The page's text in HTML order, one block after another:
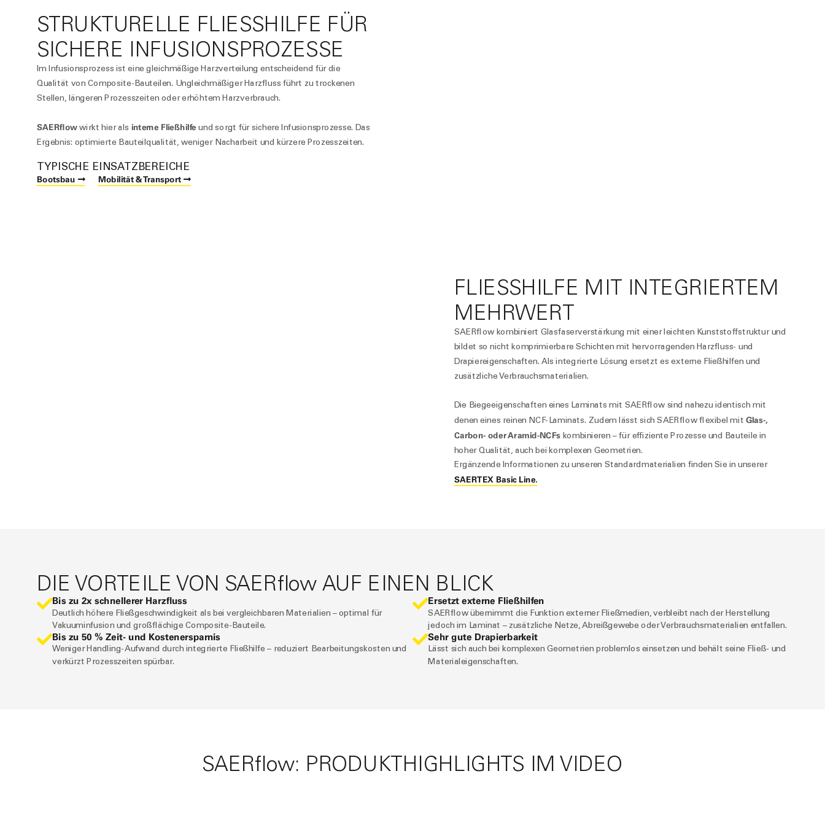
STRUKTURELLE FLIESSHILFE FÜR S
ICHERE INFUSIONSPROZESSE
Im Infusionsprozess ist eine gleichmäßige Harzverteilung entscheidend für die
Qualität von Composite-Bauteilen. Ungleichmäßiger Harzfluss führt zu trockenen
Stellen, längeren Prozesszeiten oder erhöhtem Harzverbrauch.
SAERflowwirkt hier als interne Fließhilfe und sorgt für sichere Infusionsprozesse. Das
Ergebnis: optimierte Bauteilqualität, weniger Nacharbeit und kürzere Prozesszeiten.
TYPISCHE EINSATZBEREICHE
Bootsbau Mobilität & Transport
FLIESSHILFE MIT INTEGRIERTEM M
EHRWERT
SAERflow kombiniert Glasfaserverstärkung mit einer leichten Kunststoffstruktur und
bildet so nicht komprimierbare Schichten mit hervorragenden Harzfluss- und
Drapiereigenschaften. Als integrierte Lösung ersetzt es externe Fließhilfen und
zusätzliche Verbrauchsmaterialien.
Die Biegeeigenschaften eines Laminats mit SAERflow sind nahezu identisch mit
denen eines reinen NCF-Laminats. Zudem lässt sichSAERflowflexibel mit Glas-,
Carbon- oder Aramid-NCFs kombinieren – für effiziente Prozesse und Bauteile in
hoher Qualität, auch bei komplexen Geometrien.
Ergänzende Informationen zu unseren Standardmaterialien finden Sie in unserer
SAERTEX Basic Line.
DIE VORTEILE VON SAERflow AUF EINEN BLICK
Bis zu 2x schnellerer Harzfluss
Deutlich höhere Fließgeschwindigkeit als bei vergleichbaren Materialien – optimal für
Vakuuminfusion und großflächige Composite-Bauteile.
Ersetzt externe Fließhilfen
SAERflowübernimmt die Funktion externer Fließmedien, verbleibt nach der Herstellung
jedoch im Laminat – zusätzliche Netze, Abreißgewebe oder Verbrauchsmaterialien entfallen.
Bis zu 50 % Zeit- und Kostenersparnis
Weniger Handling-Aufwand durch integrierte Fließhilfe – reduziert Bearbeitungskosten und
verkürzt Prozesszeiten spürbar.
Sehr gute Drapierbarkeit
Lässt sich auch bei komplexen Geometrien problemlos einsetzen und behält seine Fließ- und
Materialeigenschaften.
SAERflow: PRODUKTHIGHLIGHTS IM VIDEO